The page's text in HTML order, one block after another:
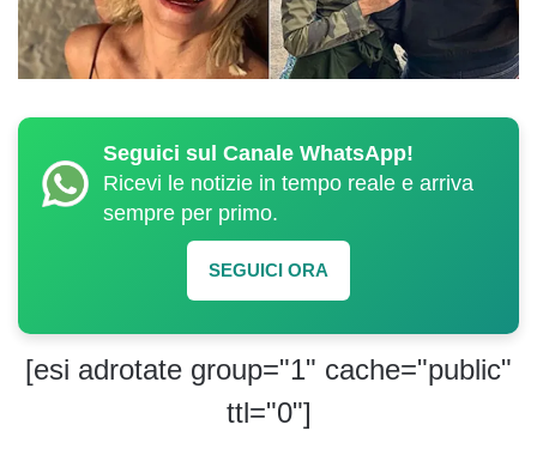
Seguici sul Canale WhatsApp!
Ricevi le notizie in tempo reale e arriva
sempre per primo.
SEGUICI ORA
[esi adrotate group="1" cache="public"
ttl="0"]